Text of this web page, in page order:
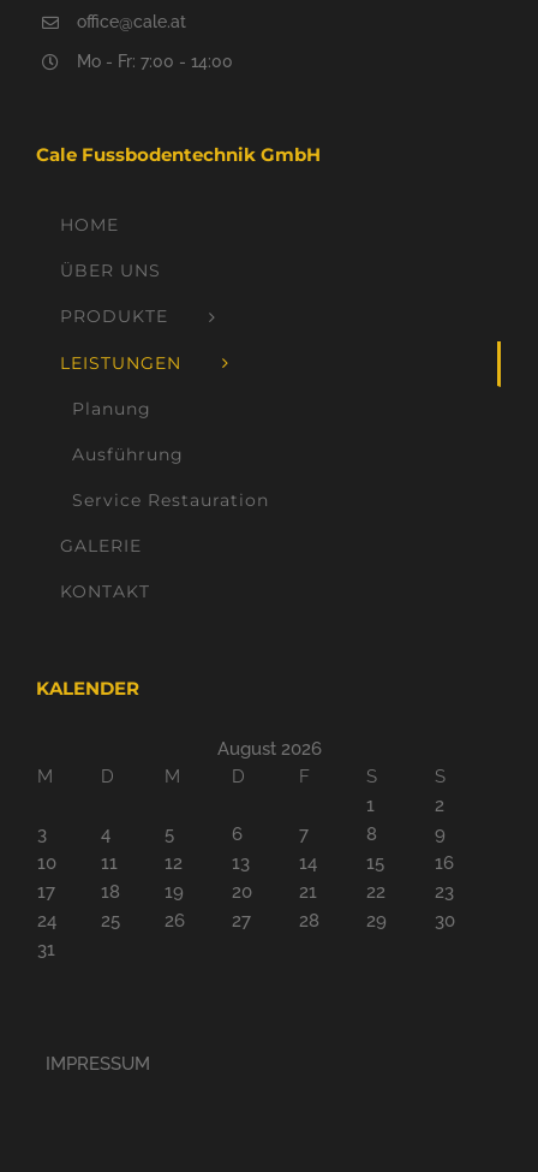
office@cale.at
Mo - Fr: 7:00 - 14:00
Cale Fussbodentechnik GmbH
HOME
ÜBER UNS
PRODUKTE
LEISTUNGEN
Planung
Ausführung
Service Restauration
GALERIE
KONTAKT
KALENDER
August 2026
M
D M D F S
S
1
2
3
4 5 6 7 8
9
10
11 12 13 14 15
16
17
18 19 20 21 22
23
24
25 26 27 28 29
30
31
IMPRESSUM